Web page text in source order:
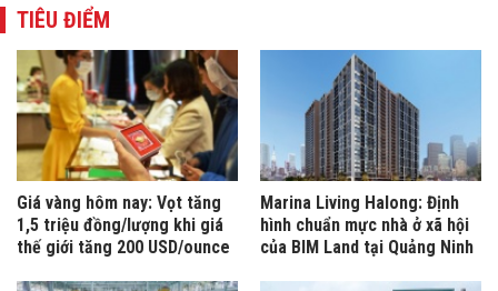
TIÊU ĐIỂM
Giá vàng hôm nay: Vọt tăng
1,5 triệu đồng/lượng khi giá
thế giới tăng 200 USD/ounce
Marina Living Halong: Định
hình chuẩn mực nhà ở xã hội
của BIM Land tại Quảng Ninh